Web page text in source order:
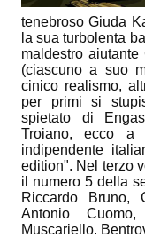
Lettera 33
mYthoS
Prisma
PTP
yKronos
American Milestone
tenebroso Giuda
la sua turbolenta
maldestro
(ciascuno a suo
cinico realismo,
per primi si
spietato di
Troiano, ecco a
indipendente
edition". Nel terzo
il numero 5 della
Riccardo Bruno,
Antonio
Muscariello.